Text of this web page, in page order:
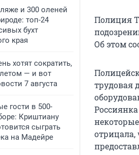
и 300 оленей
топ-24
бухт
края
хотят сократить,
— и вот
7 августа
гости в 500-
Криштиану
сыграть
на Мадейре
Полиция
Об этом
трудовая